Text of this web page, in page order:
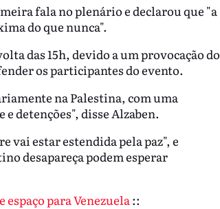
fala no plenário e declarou que "a
do que nunca".
das 15h, devido a um provocação do
os participantes do evento.
na Palestina, com uma
detenções", disse Alzaben.
vai estar estendida pela paz", e
desapareça podem esperar
para Venezuela ::